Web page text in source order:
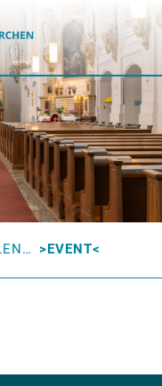
PFARRKALENDER EVENT